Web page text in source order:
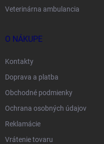
Veterinárna ambulancia
O NÁKUPE
Kontakty
Doprava a platba
Obchodné podmienky
Ochrana osobných údajov
Reklamácie
Vrátenie tovaru